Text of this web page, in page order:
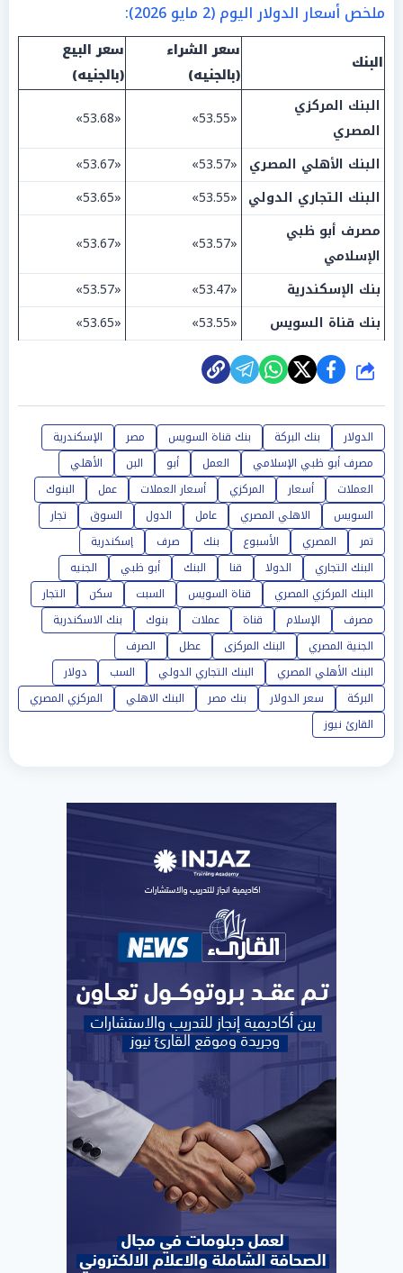
ملخص أسعار الدولار اليوم (2 مايو 2026):
البنك
سعر الشراء
(بالجنيه)
سعر البيع
(بالجنيه)
البنك المركزي
المصري
«53.55»
«53.68»
البنك الأهلي المصري «53.57»
«53.67»
البنك التجاري الدولي «53.55»
«53.65»
مصرف أبو ظبي
الإسلامي
«53.57»
«53.67»
بنك الإسكندرية
«53.47»
«53.57»
بنك قناة السويس
«53.55»
«53.65»
شارك
الدولار بنك البركة بنك قناة السويس مصر
الإسكندرية
مصرف أبو ظبي الإسلامي
العمل أبو البن
الأهلي
العملات
أسعار المركزي أسعار العملات عمل
البنوك
السويس
الاهلي المصري عامل الدول السوق
تجار
تمر
المصري الأسبوع بنك صرف
إسكندرية
البنك التجاري
الدولا قنا البنك أبو ظبي
الجنيه
البنك المركزي المصري
قناة السويس السبت سكن
التجار
مصرف
الإسلام قناة عملات بنوك
بنك الاسكندرية
الجنية المصري
البنك المركزى عطل
الصرف
البنك الأهلي المصري
البنك التجاري الدولي السب
دولار
البركة
سعر الدولار بنك مصر البنك الاهلي
المركزي المصري
القارئ نيوز